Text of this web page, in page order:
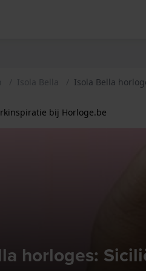
Isola Bella Isola Bella
bij Horloge.be
horloges: